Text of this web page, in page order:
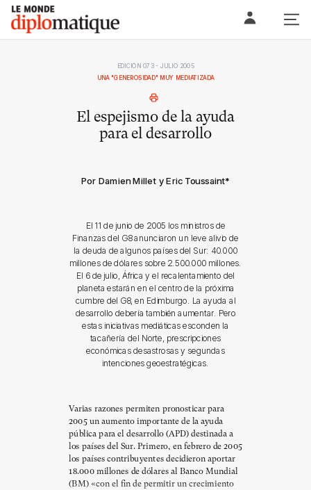
Skip
content
Le monde diplomatique
EDICIÓN 073 - JULIO 2005
UNA "GENEROSIDAD" MUY MEDIATIZADA
El espejismo de la ayuda
para el desarrollo
Por Damien Millet y Eric Toussaint*
El 11 de junio de 2005 los ministros de
Finanzas del G8 anunciaron un leve alivio de
la deuda de algunos países del Sur: 40.000
millones de dólares sobre 2.500.000 millones.
El 6 de julio, África y el recalentamiento del
planeta estarán en el centro de la próxima
cumbre del G8, en Edimburgo. La ayuda al
desarrollo debería también aumentar. Pero
estas iniciativas mediáticas esconden la
tacañería del Norte, prescripciones
económicas desastrosas y segundas
intenciones geoestratégicas.
Varias razones permiten pronosticar para
2005 un aumento importante de la ayuda
pública para el desarrollo (APD) destinada a
los países del Sur. Primero, en febrero de 2005
los países contribuyentes decidieron aportar
18.000 millones de dólares al Banco Mundial
(BM) «con el fin de permitir un crecimiento